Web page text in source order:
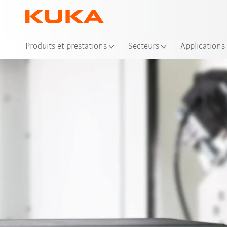
Produits et prestations Secteurs Applications
KUKA.HMI Easy